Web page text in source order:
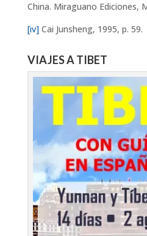
China. Miraguano Ediciones,
[iv]Cai Junsheng, 1995, p. 59.
VIAJES A TIBET